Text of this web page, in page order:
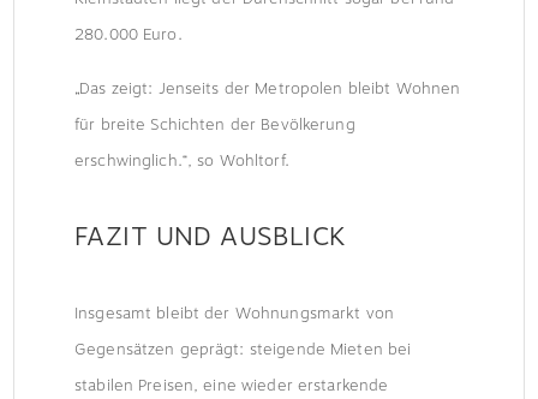
280.000 Euro.
„Das zeigt: Jenseits der Metropolen bleibt Wohnen
für breite Schichten der Bevölkerung
erschwinglich.“, so Wohltorf.
FAZIT UND AUSBLICK
Insgesamt bleibt der Wohnungsmarkt von
Gegensätzen geprägt: steigende Mieten bei
stabilen Preisen, eine wieder erstarkende